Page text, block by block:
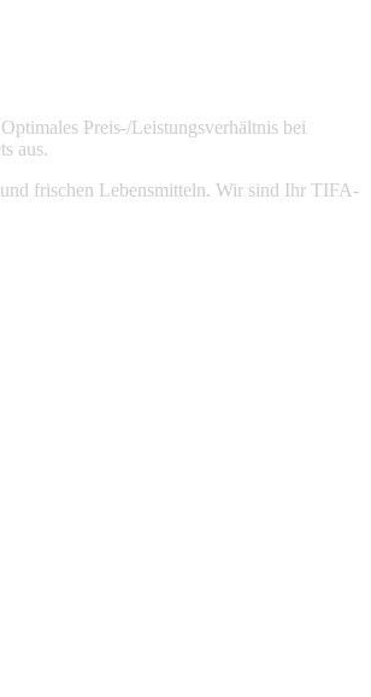
Preis-/Leistungsverhältnis bei
aus.
frischen Lebensmitteln. Wir sind Ihr TIFA-